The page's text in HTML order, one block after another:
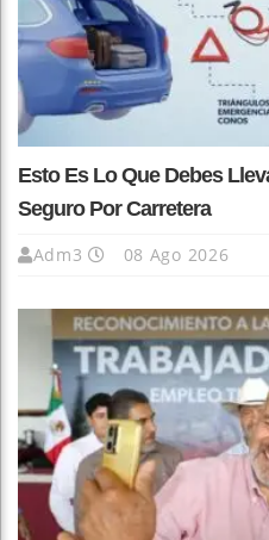
Esto Es Lo Que Debes
Seguro Por Carretera
Adm3 08 Ago 2026